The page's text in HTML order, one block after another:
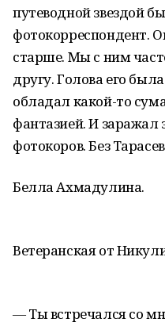
путеводной звездой
фотокорреспондент.
старше. Мы с ним
другу. Голова его
обладал какой-то
фантазией. И
фотокоров. Без
Белла Ахмадулина.
Ветеранская от
— Ты встречался со